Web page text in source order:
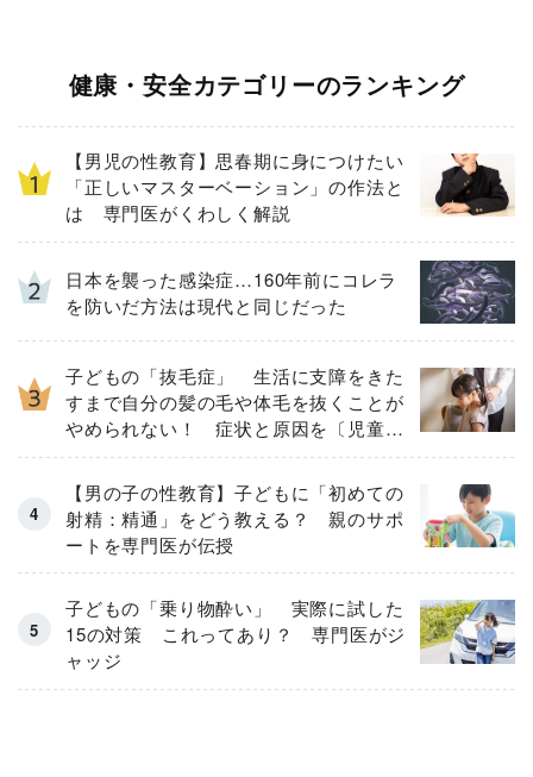
健康・安全カテゴリーのランキング
【男児の性教育】思春期に身につけたい
「正しいマスターベーション」の作法と
は 専門医がくわしく解説
日本を襲った感染症…160年前にコレラ
を防いだ方法は現代と同じだった
子どもの「抜毛症」 生活に支障をきた
すまで自分の髪の毛や体毛を抜くことが
やめられない！ 症状と原因を〔児童精
神科医が解説〕
【男の子の性教育】子どもに「初めての
射精：精通」をどう教える？ 親のサポ
ートを専門医が伝授
子どもの「乗り物酔い」 実際に試した
15の対策 これってあり？ 専門医がジ
ャッジ